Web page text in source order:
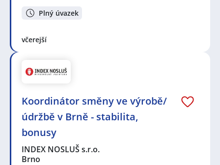
Plný úvazek
včerejší
Koordinátor směny ve výrobě/
údržbě v Brně - stabilita,
bonusy
INDEX NOSLUŠ s.r.o.
Brno